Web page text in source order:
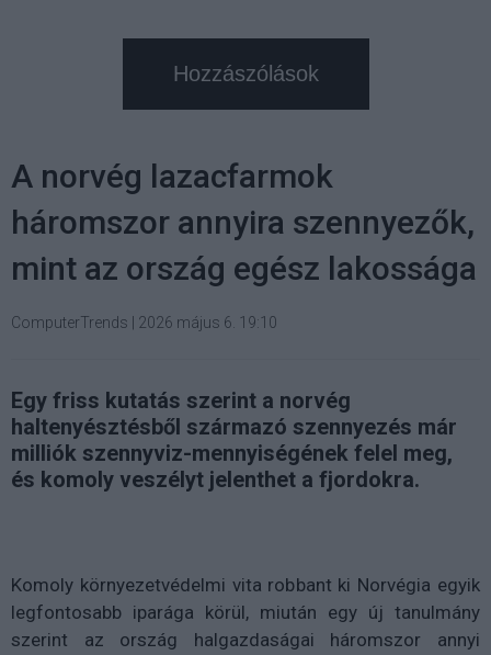
Hozzászólások
A norvég lazacfarmok
háromszor annyira szennyezők,
mint az ország egész lakossága
ComputerTrends 2026 május 6. 19:10
Egy friss kutatás szerint a norvég
haltenyésztésből származó szennyezés már
milliók szennyviz-mennyiségének felel meg,
és komoly veszélyt jelenthet a fjordokra.
Komoly környezetvédelmi vita robbant ki Norvégia egyik
legfontosabb iparága körül, miután egy új tanulmány
szerint az ország halgazdaságai háromszor annyi